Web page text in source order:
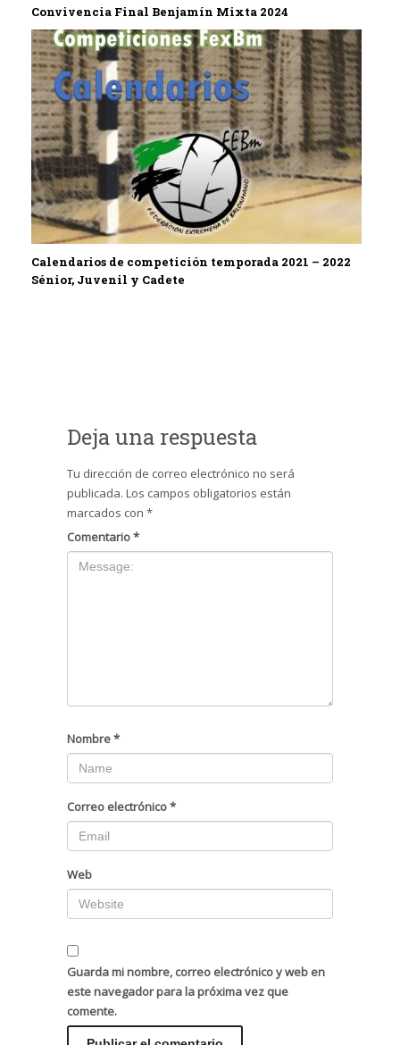
Convivencia Final Benjamín Mixta 2024
Calendarios de competición temporada 2021 – 2022
Sénior, Juvenil y Cadete
Deja una respuesta
Tu dirección de correo electrónico no será
publicada. Los campos obligatorios están
marcados con *
Comentario*
Nombre*
Correo electrónico*
Web
Guarda mi nombre, correo electrónico y web en
este navegador para la próxima vez que
comente.